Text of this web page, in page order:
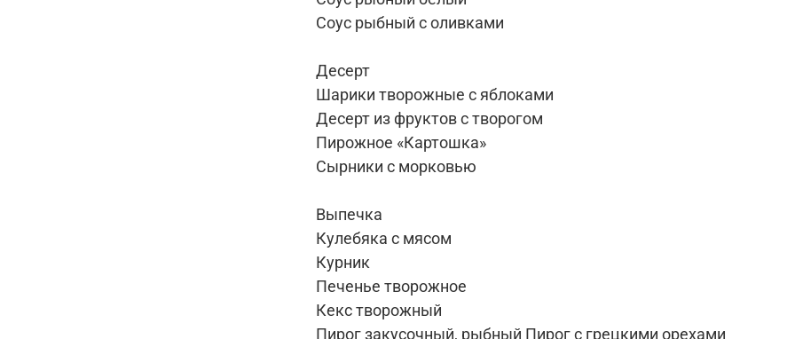
Соус рыбный с оливками
Десерт
Шарики творожные с яблоками
Десерт из фруктов с творогом
Пирожное «Картошка»
Сырники с морковью
Выпечка
Кулебяка с мясом
Курник
Печенье творожное
Кекс творожный
Пирог закусочный, рыбный Пирог с грецкими орехами